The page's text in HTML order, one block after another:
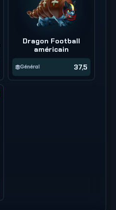
Dragon Football
américain
Général 37,5